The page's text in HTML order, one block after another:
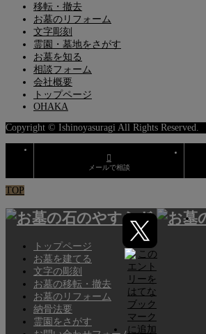
移転・撤去
お墓のリフォーム
文字彫刻
霊園・墓地をさがす
お墓を知る
相談フォーム
会社概要
トップページ
OHAKA
Copyright © Ishinoyasuragi All Rights Reserved.
メールで相談
TOP
トップページ
お墓を建てる
文字の彫刻
お墓の移転・撤去
お墓のリフォーム
納骨法要
霊園をさがす